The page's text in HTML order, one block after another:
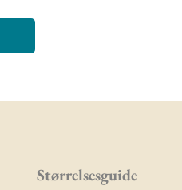
Størrelsesguide